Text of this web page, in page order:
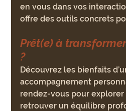
en vous dans vos
offre des outils concrets
Prêt(e) à
?
Découvrez les bienfaits
accompagnement
rendez-vous pour
retrouver un équilibre